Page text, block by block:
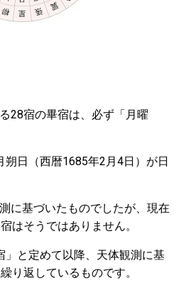
28宿の畢宿は、必ず「月曜
朔日（西暦1685年2月4日）が日
に基づいたものでしたが、現在
はそうではありません。
」と定めて以降、天体観測に基
り返しているものです。